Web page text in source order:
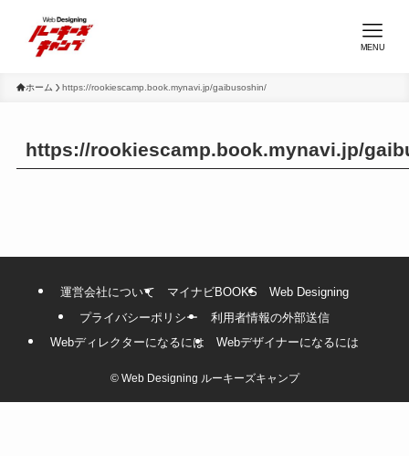
MENU
ホーム https://rookiescamp.book.mynavi.jp/gaibusoshin/
https://rookiescamp.book.mynavi.jp/
運営会社について マイナビBOOKS
Web Designing
プライバシーポリシー
利用者情報の外部送信
Webディレクターになるには
Webデザイナーになるには
©Web Designing ルーキーズキャンプ